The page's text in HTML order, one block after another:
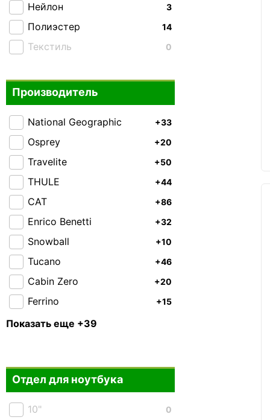
3
Нейлон
14
Полиэстер
0
Текстиль
Производитель
+33
National Geographic
+20
Osprey
+50
Travelite
+44
THULE
+86
CAT
+32
Enrico Benetti
+10
Snowball
+46
Tucano
+20
Cabin Zero
+15
Ferrino
Highlander
Roncato
Показать еще +39
Отдел для ноутбука
0
10"